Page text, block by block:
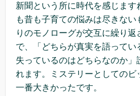
新聞という所に時代を感じます
も昔も子育ての悩みは尽きな
りのモノローグが交互に繰り返
で、「どちらが真実を語ってい
失っているのはどちらなのか」
れます。ミステリーとしてのビ
一番大きかったです。